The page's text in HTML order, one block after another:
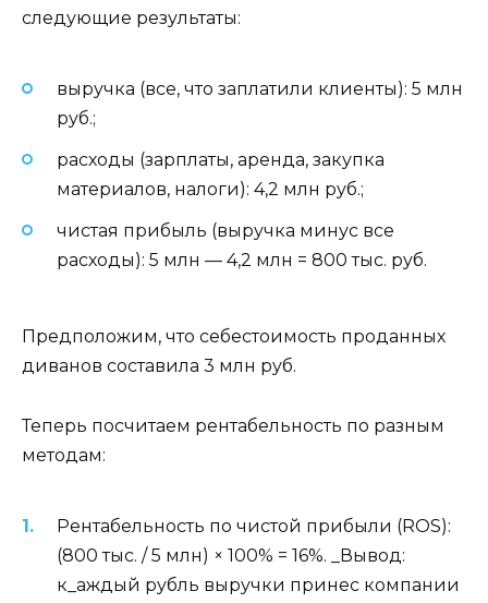
следующие результаты:
выручка (все, что заплатили клиенты): 5 млн
руб.;
расходы (зарплаты, аренда, закупка
материалов, налоги): 4,2 млн руб.;
чистая прибыль (выручка минус все
расходы): 5 млн — 4,2 млн = 800 тыс. руб.
Предположим, что себестоимость проданных
диванов составила 3 млн руб.
Теперь посчитаем рентабельность по разным
методам:
Рентабельность по чистой прибыли (ROS):
(800 тыс. / 5 млн) × 100% = 16%. _Вывод:
к_аждый рубль выручки принес компании